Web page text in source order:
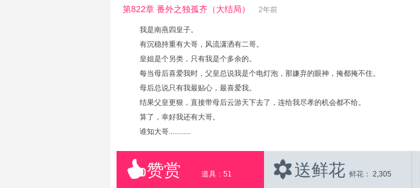
第822章 番外之独孤齐（大结局） 2年前
我是南燕四皇子。
有沉稳持重有大哥，风流潇洒有二哥。
皇姐是个另类，只有我是个多余的。
每当母后喜爱我时，父皇总说我是个电灯泡，那嫌弃的眼神，掩都掩不住。
母后总说只有我最贴心，最喜爱我。
结果父皇更狠，直接带母后云游天下去了，连给我尽孝的机会都不给。
算了，幸好我还有大哥。
谁知大哥............
赞赏 道具： 51 送鲜花 鲜花：2,305